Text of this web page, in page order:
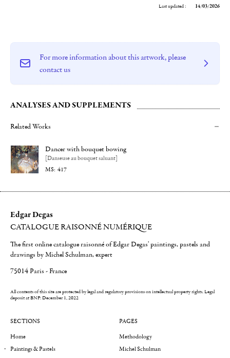
Last updated : 14/03/2026
For more information about this artwork, please
contact us
ANALYSES AND SUPPLEMENTS
Related Works
Dancer with bouquet bowing
[Danseuse au bouquet saluant]
417
Edgar Degas
CATALOGUE RAISONNÉ NUMÉRIQUE
The first online catalogue raisonné of Edgar Degas' paintings, pastels and
drawings by Michel Schulman, expert
75014 Paris - France
All contents of this site are protected by legal and regulatory provisions on intellectual property rights.Legal
deposit at BNF: December 1, 2022
SECTIONS
Home
Paintings & Pastels
PAGES
Methodology
Michel Schulman